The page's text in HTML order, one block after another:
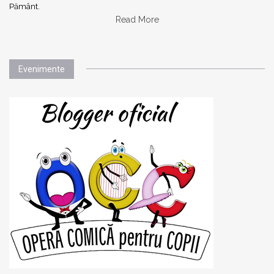
Pământ.
Read More
Evenimente